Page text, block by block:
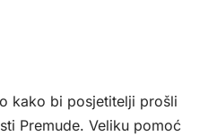
kako bi posjetitelji prošli
Premude. Veliku pomoć